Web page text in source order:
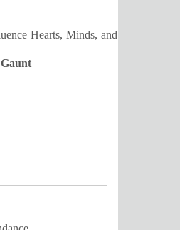
Hearts, Minds, and